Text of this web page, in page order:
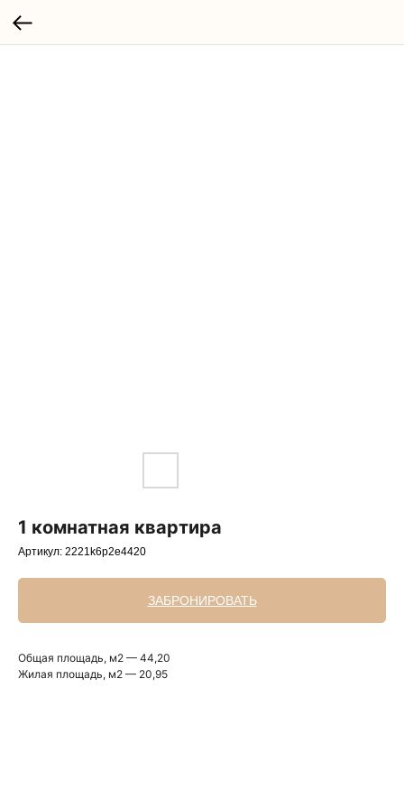
1 комнатная квартира
Артикул: 2221k6p2e4420
ЗАБРОНИРОВАТЬ
Общая площадь, м2 — 44,20
Жилая площадь, м2 — 20,95